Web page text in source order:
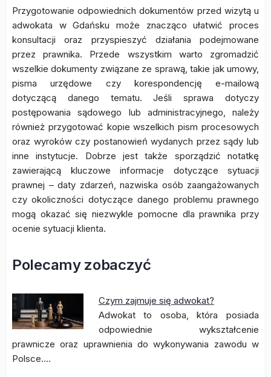
Przygotowanie odpowiednich dokumentów przed wizytą u
adwokata w Gdańsku może znacząco ułatwić proces
konsultacji oraz przyspieszyć działania podejmowane
przez prawnika. Przede wszystkim warto zgromadzić
wszelkie dokumenty związane ze sprawą, takie jak umowy,
pisma urzędowe czy korespondencję e-mailową
dotyczącą danego tematu. Jeśli sprawa dotyczy
postępowania sądowego lub administracyjnego, należy
również przygotować kopie wszelkich pism procesowych
oraz wyroków czy postanowień wydanych przez sądy lub
inne instytucje. Dobrze jest także sporządzić notatkę
zawierającą kluczowe informacje dotyczące sytuacji
prawnej – daty zdarzeń, nazwiska osób zaangażowanych
czy okoliczności dotyczące danego problemu prawnego
mogą okazać się niezwykle pomocne dla prawnika przy
ocenie sytuacji klienta.
Polecamy zobaczyć
Czym zajmuje się adwokat?
Adwokat to osoba, która posiada
odpowiednie wykształcenie
prawnicze oraz uprawnienia do wykonywania zawodu w
Polsce.…